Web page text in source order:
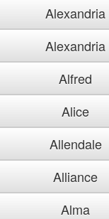
Alexandria
Alexandria
Alfred
Alice
Allendale
Alliance
Alma